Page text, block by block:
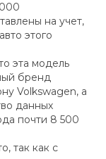
на учет,
этого
эта модель
бренд
Volkswagen, а
данных
почти 8 500
так как с